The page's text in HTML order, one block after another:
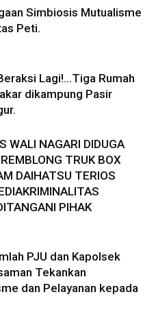
Simbiosis Mutualisme
Peti.
Lagi!…Tiga Rumah
dikampung Pasir
WALI NAGARI DIDUGA
TRUK BOX
DAIHATSU TERIOS
PIHAK
PJU dan Kapolsek
Tekankan
dan Pelayanan kepada